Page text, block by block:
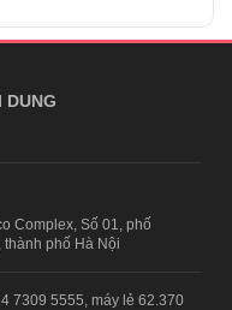
DUNG
Complex, Số 01, phố
phố Hà Nội
7309 5555, máy lẻ 62.370